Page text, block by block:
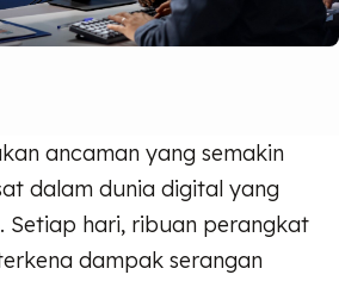
ancaman yang semakin
dalam dunia digital yang
Setiap hari, ribuan perangkat
dampak serangan